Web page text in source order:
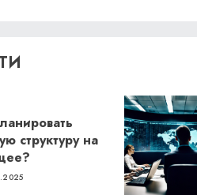
структуру на